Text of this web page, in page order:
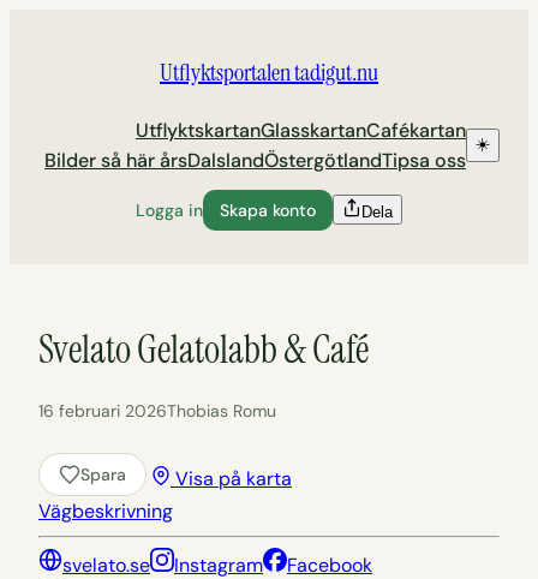
Utflyktsportalen tadigut.nu
UtflyktskartanGlasskartanCafékartan
Bilder så här årsDalslandÖstergötlandTipsa oss
☀️
Logga in Skapa konto Dela
Svelato Gelatolabb & Café
16 februari 2026Thobias Romu
Spara
Visa på karta
Vägbeskrivning
svelato.se Instagram Facebook